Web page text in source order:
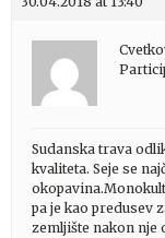
Sudanska trava
kvaliteta. Seje se
pa je kao predusev
zemljište nakon nje